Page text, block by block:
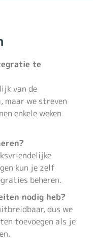
te
van de
maar we streven
enkele weken
kun je zelf
beheren.
nodig heb?
dus we
toevoegen als je